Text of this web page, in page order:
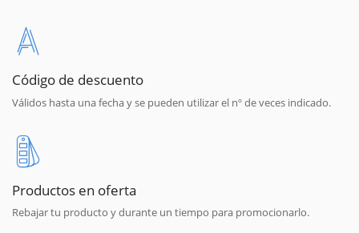
Código de descuento
Válidos hasta una fecha y se pueden utilizar el nº de veces indicado.
Productos en oferta
Rebajar tu producto y durante un tiempo para promocionarlo.